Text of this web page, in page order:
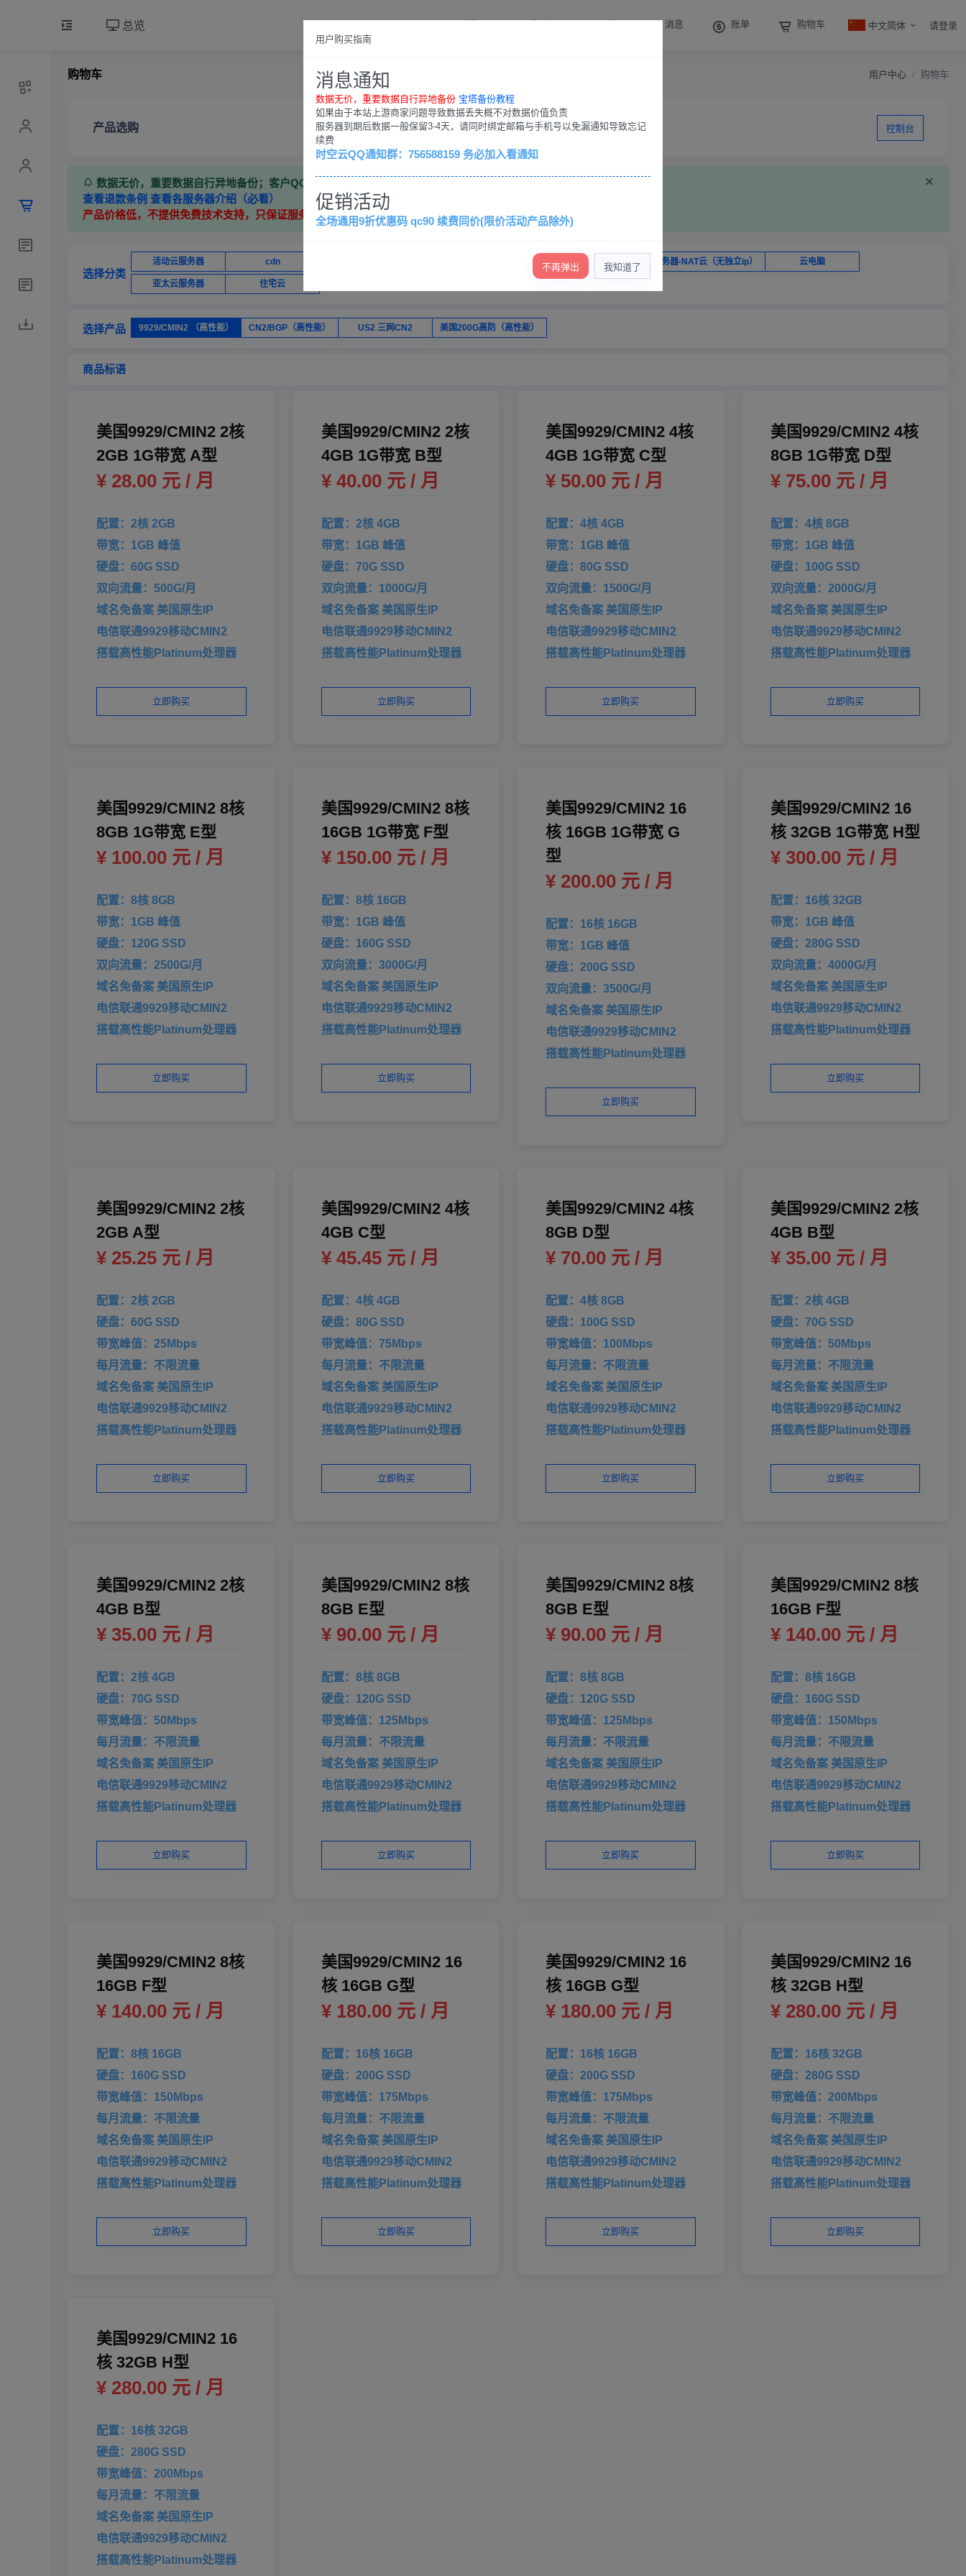
总览 消息 账单 购物车 中文简体 请登录
购物车 用户中心 购物车
用户购买指南
消息通知
数据无价，重要数据自行异地备份 宝塔备份教程
如果由于本站上游商家问题导致数据丢失概不对数据价值负责
服务器到期后数据一般保留3-4天，请同时绑定邮箱与手机号以免漏通知导致忘记
续费
时空云QQ通知群：756588159 务必加入看通知
促销活动
全场通用9折优惠码 qc90 续费同价(限价活动产品除外)
不再弹出 我知道了
产品选购 控制台
×
数据无价，重要数据自行异地备份；客户QQ群：756588159，务必加入看通知
查看退款条例 查看各服务器介绍（必看）
产品价格低，不提供免费技术支持，只保证服务器正常运行
选择分类
活动云服务器 cdn 国内大陆云服务器 国内大陆云服务器-NAT云（无独立ip） 云电脑
亚太云服务器 住宅云
选择产品 9929/CMIN2 （高性能） CN2/BGP（高性能） US2 三网CN2 美国200G高防（高性能）
商品标语
美国9929/CMIN2 2核
2GB 1G带宽 A型
¥ 28.00 元 / 月
配置：2核 2GB
带宽：1GB 峰值
硬盘：60G SSD
双向流量：500G/月
域名免备案 美国原生IP
电信联通9929移动CMIN2
搭载高性能Platinum处理器
立即购买
美国9929/CMIN2 2核
4GB 1G带宽 B型
¥ 40.00 元 / 月
配置：2核 4GB
带宽：1GB 峰值
硬盘：70G SSD
双向流量：1000G/月
域名免备案 美国原生IP
电信联通9929移动CMIN2
搭载高性能Platinum处理器
立即购买
美国9929/CMIN2 4核
4GB 1G带宽 C型
¥ 50.00 元 / 月
配置：4核 4GB
带宽：1GB 峰值
硬盘：80G SSD
双向流量：1500G/月
域名免备案 美国原生IP
电信联通9929移动CMIN2
搭载高性能Platinum处理器
立即购买
美国9929/CMIN2 4核
8GB 1G带宽 D型
¥ 75.00 元 / 月
配置：4核 8GB
带宽：1GB 峰值
硬盘：100G SSD
双向流量：2000G/月
域名免备案 美国原生IP
电信联通9929移动CMIN2
搭载高性能Platinum处理器
立即购买
美国9929/CMIN2 8核
8GB 1G带宽 E型
¥ 100.00 元 / 月
配置：8核 8GB
带宽：1GB 峰值
硬盘：120G SSD
双向流量：2500G/月
域名免备案 美国原生IP
电信联通9929移动CMIN2
搭载高性能Platinum处理器
立即购买
美国9929/CMIN2 8核
16GB 1G带宽 F型
¥ 150.00 元 / 月
配置：8核 16GB
带宽：1GB 峰值
硬盘：160G SSD
双向流量：3000G/月
域名免备案 美国原生IP
电信联通9929移动CMIN2
搭载高性能Platinum处理器
立即购买
美国9929/CMIN2 16
核 16GB 1G带宽 G
型
¥ 200.00 元 / 月
配置：16核 16GB
带宽：1GB 峰值
硬盘：200G SSD
双向流量：3500G/月
域名免备案 美国原生IP
电信联通9929移动CMIN2
搭载高性能Platinum处理器
立即购买
美国9929/CMIN2 16
核 32GB 1G带宽 H型
¥ 300.00 元 / 月
配置：16核 32GB
带宽：1GB 峰值
硬盘：280G SSD
双向流量：4000G/月
域名免备案 美国原生IP
电信联通9929移动CMIN2
搭载高性能Platinum处理器
立即购买
美国9929/CMIN2 2核
2GB A型
¥ 25.25 元 / 月
配置：2核 2GB
硬盘：60G SSD
带宽峰值：25Mbps
每月流量：不限流量
域名免备案 美国原生IP
电信联通9929移动CMIN2
搭载高性能Platinum处理器
立即购买
美国9929/CMIN2 4核
4GB C型
¥ 45.45 元 / 月
配置：4核 4GB
硬盘：80G SSD
带宽峰值：75Mbps
每月流量：不限流量
域名免备案 美国原生IP
电信联通9929移动CMIN2
搭载高性能Platinum处理器
立即购买
美国9929/CMIN2 4核
8GB D型
¥ 70.00 元 / 月
配置：4核 8GB
硬盘：100G SSD
带宽峰值：100Mbps
每月流量：不限流量
域名免备案 美国原生IP
电信联通9929移动CMIN2
搭载高性能Platinum处理器
立即购买
美国9929/CMIN2 2核
4GB B型
¥ 35.00 元 / 月
配置：2核 4GB
硬盘：70G SSD
带宽峰值：50Mbps
每月流量：不限流量
域名免备案 美国原生IP
电信联通9929移动CMIN2
搭载高性能Platinum处理器
立即购买
美国9929/CMIN2 2核
4GB B型
¥ 35.00 元 / 月
配置：2核 4GB
硬盘：70G SSD
带宽峰值：50Mbps
每月流量：不限流量
域名免备案 美国原生IP
电信联通9929移动CMIN2
搭载高性能Platinum处理器
立即购买
美国9929/CMIN2 8核
8GB E型
¥ 90.00 元 / 月
配置：8核 8GB
硬盘：120G SSD
带宽峰值：125Mbps
每月流量：不限流量
域名免备案 美国原生IP
电信联通9929移动CMIN2
搭载高性能Platinum处理器
立即购买
美国9929/CMIN2 8核
8GB E型
¥ 90.00 元 / 月
配置：8核 8GB
硬盘：120G SSD
带宽峰值：125Mbps
每月流量：不限流量
域名免备案 美国原生IP
电信联通9929移动CMIN2
搭载高性能Platinum处理器
立即购买
美国9929/CMIN2 8核
16GB F型
¥ 140.00 元 / 月
配置：8核 16GB
硬盘：160G SSD
带宽峰值：150Mbps
每月流量：不限流量
域名免备案 美国原生IP
电信联通9929移动CMIN2
搭载高性能Platinum处理器
立即购买
美国9929/CMIN2 8核
16GB F型
¥ 140.00 元 / 月
配置：8核 16GB
硬盘：160G SSD
带宽峰值：150Mbps
每月流量：不限流量
域名免备案 美国原生IP
电信联通9929移动CMIN2
搭载高性能Platinum处理器
立即购买
美国9929/CMIN2 16
核 16GB G型
¥ 180.00 元 / 月
配置：16核 16GB
硬盘：200G SSD
带宽峰值：175Mbps
每月流量：不限流量
域名免备案 美国原生IP
电信联通9929移动CMIN2
搭载高性能Platinum处理器
立即购买
美国9929/CMIN2 16
核 16GB G型
¥ 180.00 元 / 月
配置：16核 16GB
硬盘：200G SSD
带宽峰值：175Mbps
每月流量：不限流量
域名免备案 美国原生IP
电信联通9929移动CMIN2
搭载高性能Platinum处理器
立即购买
美国9929/CMIN2 16
核 32GB H型
¥ 280.00 元 / 月
配置：16核 32GB
硬盘：280G SSD
带宽峰值：200Mbps
每月流量：不限流量
域名免备案 美国原生IP
电信联通9929移动CMIN2
搭载高性能Platinum处理器
立即购买
美国9929/CMIN2 16
核 32GB H型
¥ 280.00 元 / 月
配置：16核 32GB
硬盘：280G SSD
带宽峰值：200Mbps
每月流量：不限流量
域名免备案 美国原生IP
电信联通9929移动CMIN2
搭载高性能Platinum处理器